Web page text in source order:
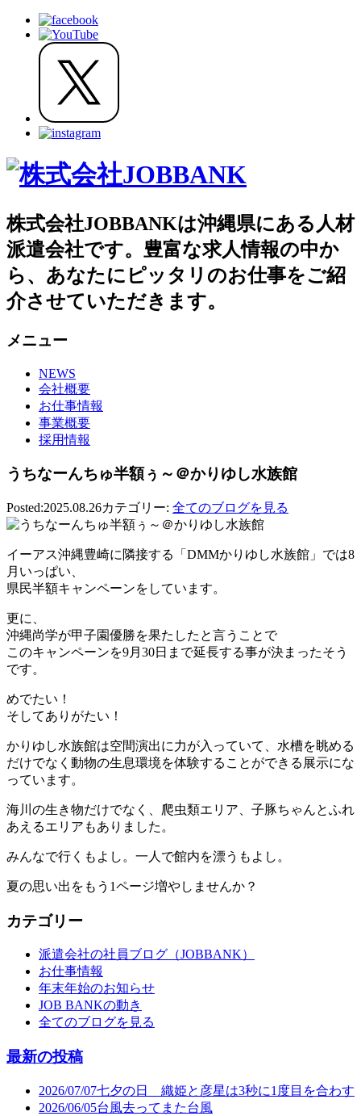
株式会社JOBBANKは沖縄県にある人材
派遣会社です。豊富な求人情報の中か
ら、あなたにピッタリのお仕事をご紹
介させていただきます。
メニュー
NEWS
会社概要
お仕事情報
事業概要
採用情報
うちなーんちゅ半額ぅ～＠かりゆし水族館
Posted:2025.08.26カテゴリー: 全てのブログを見る
イーアス沖縄豊崎に隣接する「DMMかりゆし水族館」では8
月いっぱい、
県民半額キャンペーンをしています。
更に、
沖縄尚学が甲子園優勝を果たしたと言うことで
このキャンペーンを9月30日まで延長する事が決まったそう
です。
めでたい！
そしてありがたい！
かりゆし水族館は空間演出に力が入っていて、水槽を眺める
だけでなく動物の生息環境を体験することができる展示にな
っています。
海川の生き物だけでなく、爬虫類エリア、子豚ちゃんとふれ
あえるエリアもありました。
みんなで行くもよし。一人で館内を漂うもよし。
夏の思い出をもう1ページ増やしませんか？
カテゴリー
派遣会社の社員ブログ（JOBBANK）
お仕事情報
年末年始のお知らせ
JOB BANKの動き
全てのブログを見る
最新の投稿
2026/07/07七夕の日 織姫と彦星は3秒に1度目を合わす
2026/06/05台風去ってまた台風